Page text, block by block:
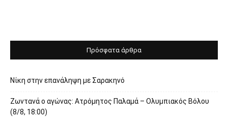
Πρόσφατα άρθρα
Νίκη στην επανάληψη με Σαρακηνό
Ζωντανά ο αγώνας: Ατρόμητος Παλαμά – Ολυμπιακός Βόλου
(8/8, 18:00)